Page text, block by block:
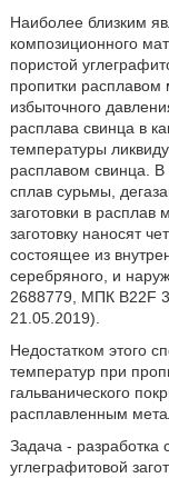
Наиболее близким
композиционного
пористой
пропитки расплавом
избыточного
расплава свинца в
температуры
расплавом свинца. В
сплав сурьмы,
заготовки в расплав
заготовку наносят
состоящее из
серебряного, и
2688779, МПК B22F
21.05.2019).
Недостатком этого
температур при
гальванического
расплавленным
Задача - разработка
углеграфитовой